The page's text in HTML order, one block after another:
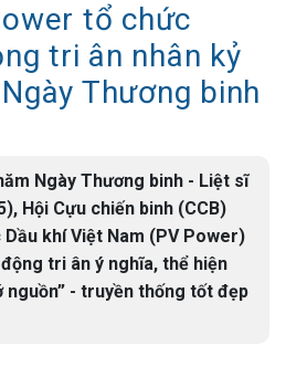
tổ chức
tri ân nhân kỷ
Thương binh
Ngày Thương binh - Liệt sĩ
Hội Cựu chiến binh (CCB)
khí Việt Nam (PV Power)
tri ân ý nghĩa, thể hiện
nguồn” - truyền thống tốt đẹp